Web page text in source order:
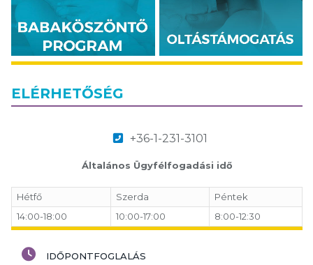
ELÉRHETŐSÉG
+36-1-231-3101
Általános Ügyfélfogadási idő
Hétfő Szerda
Péntek
14:00-18:00
10:00-17:00 8:00-12:30
IDŐPONTFOGLALÁS